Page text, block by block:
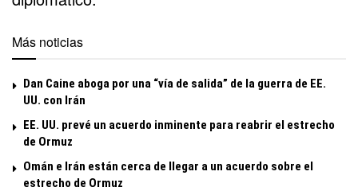
Más noticias
Dan Caine aboga por una “vía de salida” de la guerra de EE.
UU. con Irán
EE. UU. prevé un acuerdo inminente para reabrir el estrecho
de Ormuz
Omán e Irán están cerca de llegar a un acuerdo sobre el
estrecho de Ormuz